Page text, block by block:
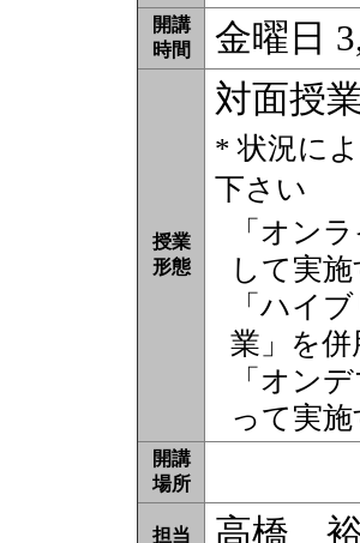
開講
時間
金曜日
授業
形態
対面授
* 状況に
下さい
「オン
して実
「ハイ
業」を
「オン
って実
開講
場所
担当
高橋 裕